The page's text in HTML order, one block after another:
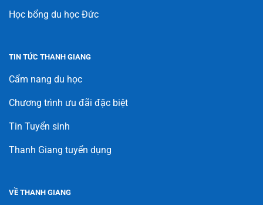
Học bổng du học Đức
TIN TỨC THANH GIANG
Cẩm nang du học
Chương trình ưu đãi đặc biệt
Tin Tuyển sinh
Thanh Giang tuyển dụng
VỀ THANH GIANG